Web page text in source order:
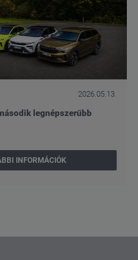
2026.05.13.
legnépszerűbb
INFORMÁCIÓK